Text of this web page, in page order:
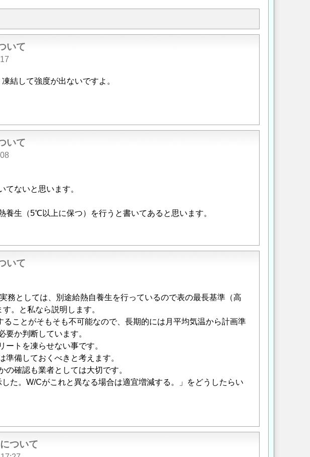
いて
結して強度が出ないですよ。
いて
てないと思います。
生（5℃以上に保つ）を行うと書いてあると思います。
いて
務としては、別途給熱自養生を行っているので表の最長基準（高
。と私なら説明します。
ことがそもそも不可能なので、長期的には月平均気温から計画準
か判断しています。
トを凍らせない事です。
備しておくべきと考えます。
確認も業者としては大切です。
た。W/Cがこれと異なる場合は適宜増減する。」をどうしたらい
ついて